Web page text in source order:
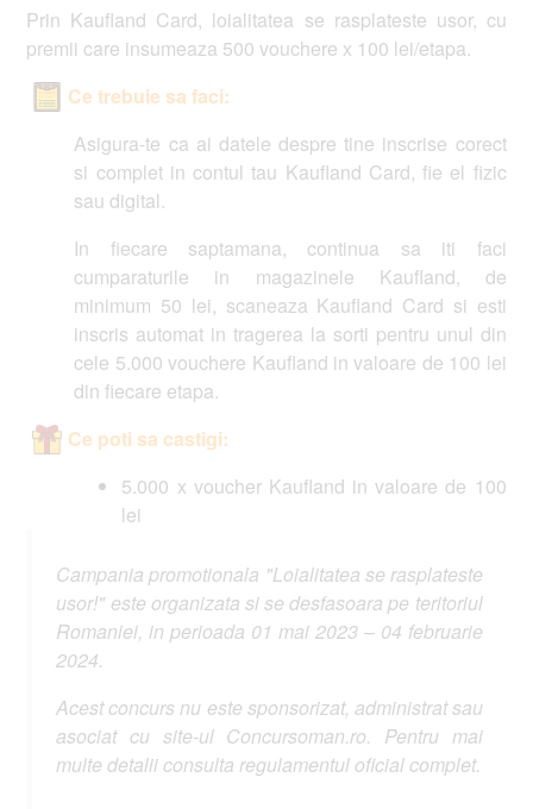
Prin Kaufland Card, loialitatea se rasplateste usor, cu
premii care insumeaza 500 vouchere x 100 lei/etapa.
Ce trebuie sa faci:
Asigura-te ca ai datele despre tine inscrise corect
si complet in contul tau Kaufland Card, fie el fizic
sau digital.
In fiecare saptamana, continua sa iti faci
cumparaturile in magazinele Kaufland, de
minimum 50 lei, scaneaza Kaufland Card si esti
inscris automat in tragerea la sorti pentru unul din
cele 5.000 vouchere Kaufland in valoare de 100 lei
din fiecare etapa.
Ce poti sa castigi:
5.000 x voucher Kaufland in valoare de 100
Campania promotionala "Loialitatea se rasplateste
usor!" este organizata si se desfasoara pe teritoriul
Romaniei, in perioada 01 mai 2023 – 04 februarie
2024.
Acest concurs nu este sponsorizat, administrat sau
asociat cu site-ul Concursoman.ro. Pentru mai
multe detalii consulta regulamentul oficial complet.